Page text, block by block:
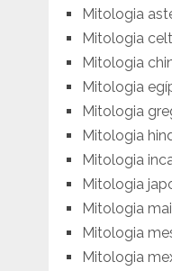
Mitologia
Mitologia
Mitologia
Mitologia
Mitologia
Mitologia
Mitologia
Mitologia
Mitologia
Mitologia
Mitologia